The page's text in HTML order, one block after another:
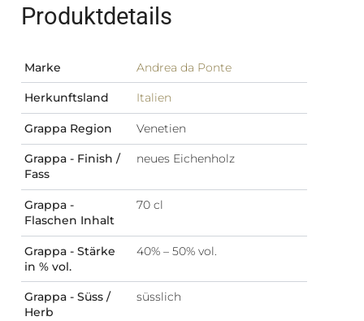
Produktdetails
Marke Andrea da Ponte
Herkunftsland Italien
Grappa Region Venetien
Grappa - Finish /
Fass
neues Eichenholz
Grappa -
Flaschen Inhalt
70 cl
Grappa - Stärke
in % vol.
40% – 50% vol.
Grappa - Süss /
Herb
süsslich